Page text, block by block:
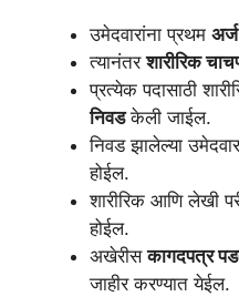
उमेदवारांना प्रथम
त्यानंतरशारीरिक
प्रत्येक पदासाठी
निवडकेली जाईल.
निवड झालेल्या
होईल.
शारीरिक आणि लेखी
होईल.
अखेरीसकागदपत्र
जाहीर करण्यात येईल.